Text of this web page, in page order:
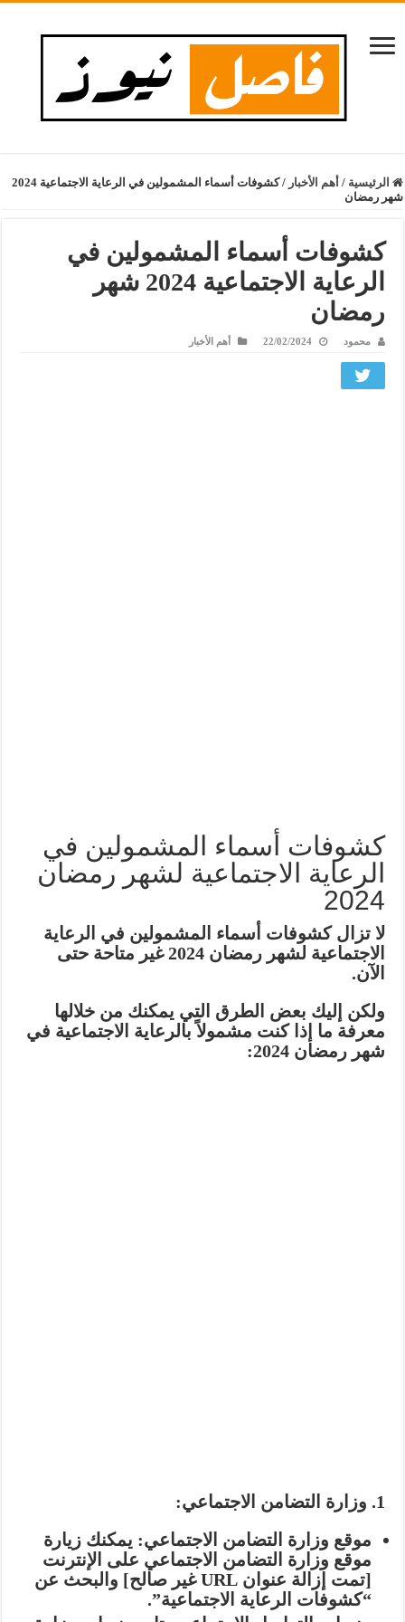
الرئيسية / أهم الأخبار /
كشوفات أسماء المشمولين في الرعاية الاجتماعية 2024
شهر رمضان
كشوفات أسماء المشمولين في
الرعاية الاجتماعية 2024 شهر
رمضان
محمود 22/02/2024 أهم الأخبار
كشوفات أسماء المشمولين في
الرعاية الاجتماعية لشهر رمضان
2024
لا تزال كشوفات أسماء المشمولين في الرعاية
الاجتماعية لشهر رمضان 2024 غير متاحة حتى
الآن.
ولكن إليك بعض الطرق التي يمكنك من خلالها
معرفة ما إذا كنت مشمولاً بالرعاية الاجتماعية في
شهر رمضان 2024:
1. وزارة التضامن الاجتماعي:
موقع وزارة التضامن الاجتماعي: يمكنك زيارة
موقع وزارة التضامن الاجتماعي على الإنترنت
[تمت إزالة عنوان URL غير صالح] والبحث عن
“كشوفات الرعاية الاجتماعية”.